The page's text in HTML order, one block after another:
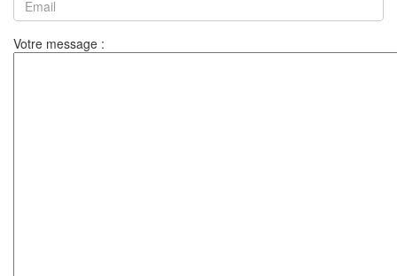
Votre message :